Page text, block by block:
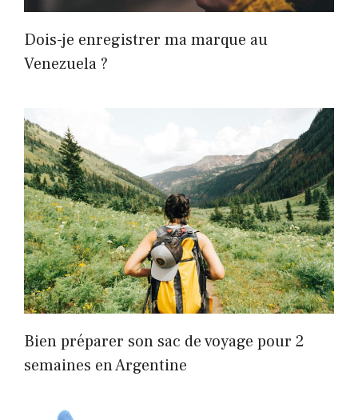
Dois-je enregistrer ma marque au
Venezuela ?
Bien préparer son sac de voyage pour 2
semaines en Argentine